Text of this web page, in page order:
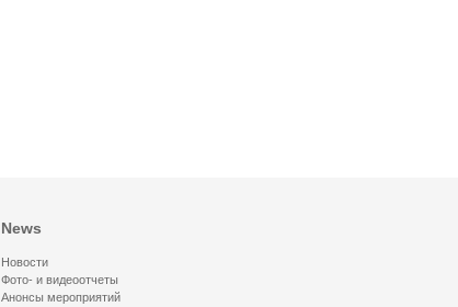
News
Новости
Фото- и видеоотчеты
Анонсы мероприятий